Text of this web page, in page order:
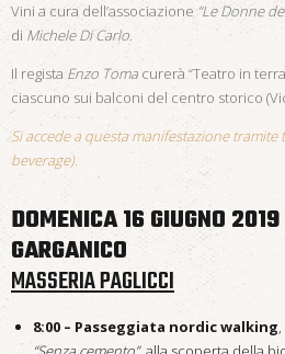
Vini a cura dell’associazione “Le Donne
di Michele Di Carlo.
Il regista Enzo Toma curerà “Teatro in
ciascuno sui balconi del centro storico
Si accede a questa manifestazione tramite
beverage).
DOMENICA 16 GIUGNO
GARGANICO
MASSERIA PAGLICCI
8:00 – Passeggiata nordic walking